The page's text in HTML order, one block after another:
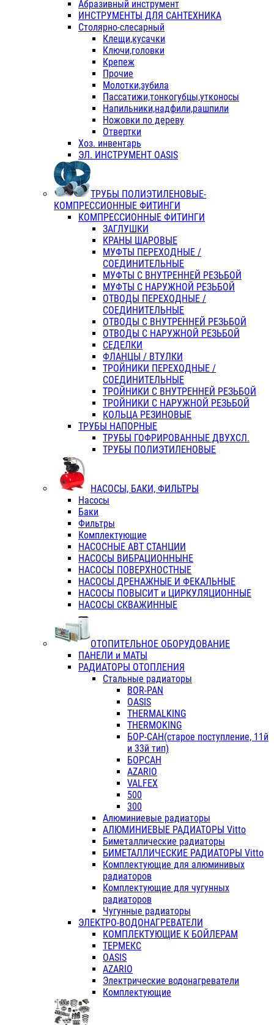
Абразивный инструмент
ИНСТРУМЕНТЫ ДЛЯ САНТЕХНИКА
Столярно-слесарный
Клещи,кусачки
Ключи,головки
Крепеж
Прочие
Молотки,зубила
Пассатижи,тонкогубцы,утконосы
Напильники,надфили,рашпили
Ножовки по дереву
Отвертки
Хоз. инвентарь
ЭЛ. ИНСТРУМЕНТ OASIS
ТРУБЫ ПОЛИЭТИЛЕНОВЫЕ-
КОМПРЕССИОННЫЕ ФИТИНГИ
КОМПРЕССИОННЫЕ ФИТИНГИ
ЗАГЛУШКИ
КРАНЫ ШАРОВЫЕ
МУФТЫ ПЕРЕХОДНЫЕ /
СОЕДИНИТЕЛЬНЫЕ
МУФТЫ С ВНУТРЕННЕЙ РЕЗЬБОЙ
МУФТЫ С НАРУЖНОЙ РЕЗЬБОЙ
ОТВОДЫ ПЕРЕХОДНЫЕ /
СОЕДИНИТЕЛЬНЫЕ
ОТВОДЫ С ВНУТРЕННЕЙ РЕЗЬБОЙ
ОТВОДЫ С НАРУЖНОЙ РЕЗЬБОЙ
СЕДЕЛКИ
ФЛАНЦЫ / ВТУЛКИ
ТРОЙНИКИ ПЕРЕХОДНЫЕ /
СОЕДИНИТЕЛЬНЫЕ
ТРОЙНИКИ С ВНУТРЕННЕЙ РЕЗЬБОЙ
ТРОЙНИКИ С НАРУЖНОЙ РЕЗЬБОЙ
КОЛЬЦА РЕЗИНОВЫЕ
ТРУБЫ НАПОРНЫЕ
ТРУБЫ ГОФРИРОВАННЫЕ ДВУХСЛ.
ТРУБЫ ПОЛИЭТИЛЕНОВЫЕ
НАСОСЫ, БАКИ, ФИЛЬТРЫ
Насосы
Баки
Фильтры
Комплектующие
НАСОСНЫЕ АВТ СТАНЦИИ
НАСОСЫ ВИБРАЦИОННЫНЕ
НАСОСЫ ПОВЕРХНОСТНЫЕ
НАСОСЫ ДРЕНАЖНЫЕ И ФЕКАЛЬНЫЕ
НАСОСЫ ПОВЫСИТ и ЦИРКУЛЯЦИОННЫЕ
НАСОСЫ СКВАЖИННЫЕ
ОТОПИТЕЛЬНОЕ ОБОРУДОВАНИЕ
ПАНЕЛИ и МАТЫ
РАДИАТОРЫ ОТОПЛЕНИЯ
Стальные радиаторы
BOR-PAN
OASIS
THERMALKING
THERMOKING
БОР-САН(старое поступление, 11й
и 33й тип)
БОРСАН
AZARIO
VALFEX
500
300
Алюминиевые радиаторы
АЛЮМИНИЕВЫЕ РАДИАТОРЫ Vitto
Биметаллические радиаторы
БИМЕТАЛЛИЧЕСКИЕ РАДИАТОРЫ Vitto
Комплектующие для алюминивых
радиаторов
Комплектующие для чугунных
радиаторов
Чугунные радиаторы
ЭЛЕКТРО-ВОДОНАГРЕВАТЕЛИ
КОМПЛЕКТУЮЩИЕ К БОЙЛЕРАМ
ТЕРМЕКС
OASIS
AZARIO
Электрические водонагреватели
Комплектующие